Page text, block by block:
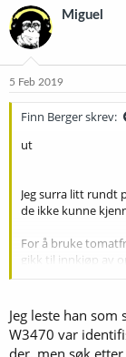
k
s
o
e
Miguel
5 Feb 2019
Finn Berger skrev:
ut
Jeg surra litt rundt
de ikke kunne
For å bruke
gikk til innkjøp av
vare på en
hurtigdyrket vi (på
vi hentet ut fra
sikkerhets skyld
Jeg leste han
W3470 var
der, men søk